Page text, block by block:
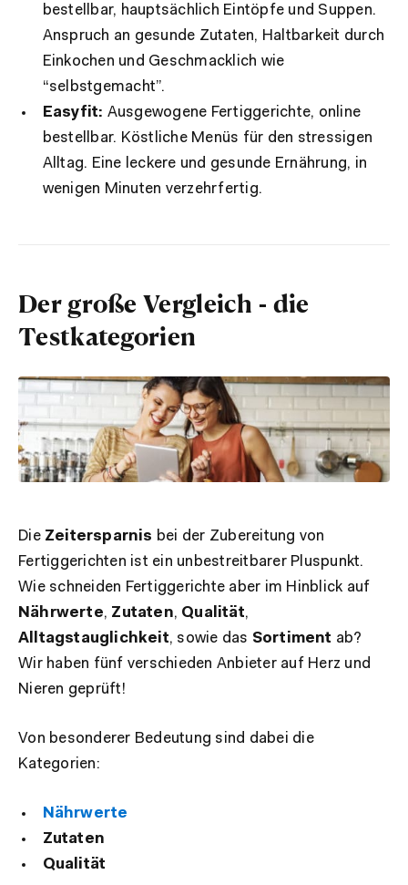
bestellbar, hauptsächlich Eintöpfe und Suppen.
Anspruch an gesunde Zutaten, Haltbarkeit durch
Einkochen und Geschmacklich wie
“selbstgemacht”.
Easyfit: Ausgewogene Fertiggerichte, online
bestellbar. Köstliche Menüs für den stressigen
Alltag. Eine leckere und gesunde Ernährung, in
wenigen Minuten verzehrfertig.
Der große Vergleich - die
Testkategorien
Die Zeitersparnis bei der Zubereitung von
Fertiggerichten ist ein unbestreitbarer Pluspunkt.
Wie schneiden Fertiggerichte aber im Hinblick auf
Nährwerte, Zutaten, Qualität,
Alltagstauglichkeit, sowie das Sortiment ab?
Wir haben fünf verschieden Anbieter auf Herz und
Nieren geprüft!
Von besonderer Bedeutung sind dabei die
Kategorien:
Nährwerte
Zutaten
Qualität